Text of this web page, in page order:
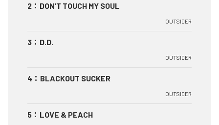
2 ： DON’T TOUCH MY SOUL
OUTSIDER
3 ： D.D.
OUTSIDER
4 ： BLACKOUT SUCKER
OUTSIDER
5 ： LOVE & PEACH